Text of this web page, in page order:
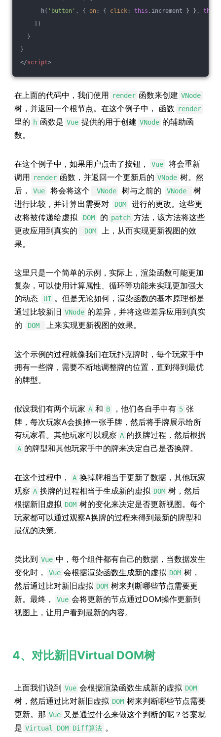
h( 'button' , { on : { click : this .increment } }, this
])
}
}
</script>
在上面的代码中，我们使用 render 函数来创建 VNode
树，并返回一个根节点。在这个例子中， 函数 render
里的 h 函数是 Vue 提供的用于创建 VNode 的辅助函
数。
在这个例子中，如果用户点击了按钮， Vue
将会重新
调用 render 函数，并返回一个更新后的 VNode 树。然
后，
Vue 将会将这个 VNode 树与之前的 VNode
树
进行比较，并计算出需要对
DOM
进行的更改。这些更
改将被传递给虚拟
DOM 的 patch 方法，该方法将这些
更改应用到真实的
DOM
上，从而实现更新视图的效
果。
这里只是一个简单的示例，实际上，渲染函数可能更加
复杂，可以使用计算属性、循环等功能来实现更加强大
的动态
UI 。但是无论如何，渲染函数的基本原理都是
通过比较新旧 VNode 的差异，并将这些差异应用到真实
的
DOM 上来实现更新视图的效果。
这个示例的过程就像我们在玩扑克牌时，每个玩家手中
拥有一些牌，需要不断地调整牌的位置，直到得到最优
的牌型。
假设我们有两个玩家 A 和 B ，他们各自手中有 5 张
牌，每次玩家A会换掉一张手牌，然后将手牌展示给所
有玩家看。其他玩家可以观察 A 的换牌过程，然后根据
A 的牌型和其他玩家手中的牌来决定自己是否换牌。
在这个过程中， A 换掉牌相当于更新了数据，其他玩家
观察 A 换牌的过程相当于生成新的虚拟 DOM 树，然后
根据新旧虚拟 DOM 树的变化来决定是否更新视图。每个
玩家都可以通过观察A换牌的过程来得到最新的牌型和
最优的决策。
类比到 Vue 中，每个组件都有自己的数据，当数据发生
变化时，
Vue 会根据渲染函数生成新的虚拟 DOM 树，
然后通过比对新旧虚拟 DOM 树来判断哪些节点需要更
新。最终，
Vue 会将更新的节点通过DOM操作更新到
视图上，让用户看到最新的内容。
4、对比新旧Virtual DOM树
上面我们说到 Vue 会根据渲染函数生成新的虚拟 DOM
树，然后通过比对新旧虚拟 DOM 树来判断哪些节点需要
更新。那 Vue 又是通过什么来做这个判断的呢？答案就
是 Virtual DOM Diff算法 。